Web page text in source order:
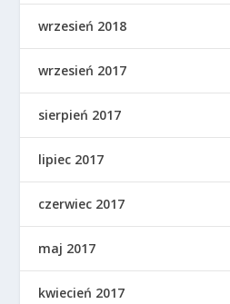
wrzesień 2018
wrzesień 2017
sierpień 2017
lipiec 2017
czerwiec 2017
maj 2017
kwiecień 2017